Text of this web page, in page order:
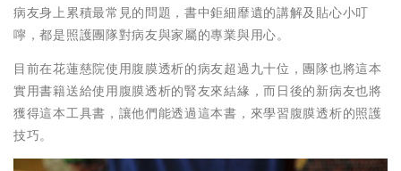
病友身上累積最常見的問題，書中鉅細靡遺的講解及貼心小叮
嚀，都是照護團隊對病友與家屬的專業與用心。
目前在花蓮慈院使用腹膜透析的病友超過九十位，團隊也將這本
實用書籍送給使用腹膜透析的腎友來結緣，而日後的新病友也將
獲得這本工具書，讓他們能透過這本書，來學習腹膜透析的照護
技巧。